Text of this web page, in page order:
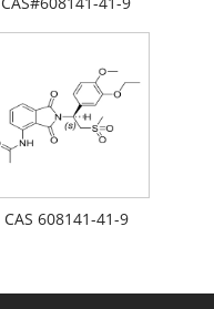
CAS 608141-41-9